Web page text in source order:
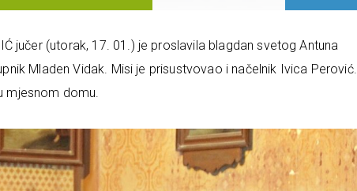
jučer (utorak, 17. 01.) je proslavila blagdan svetog Antuna
Mladen Vidak. Misi je prisustvovao i načelnik Ivica Perović.
mjesnom domu.